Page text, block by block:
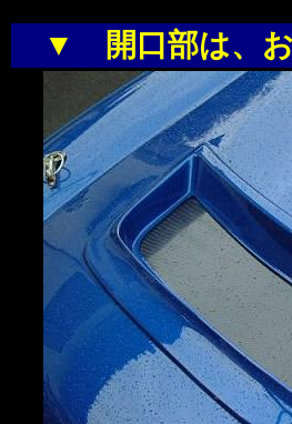
▼ 開口部は、